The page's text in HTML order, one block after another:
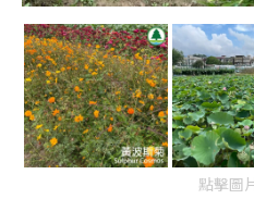
點擊圖